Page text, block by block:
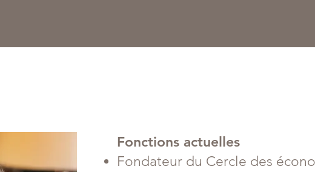
Fonctions actuelles
Fondateur du Cercle des